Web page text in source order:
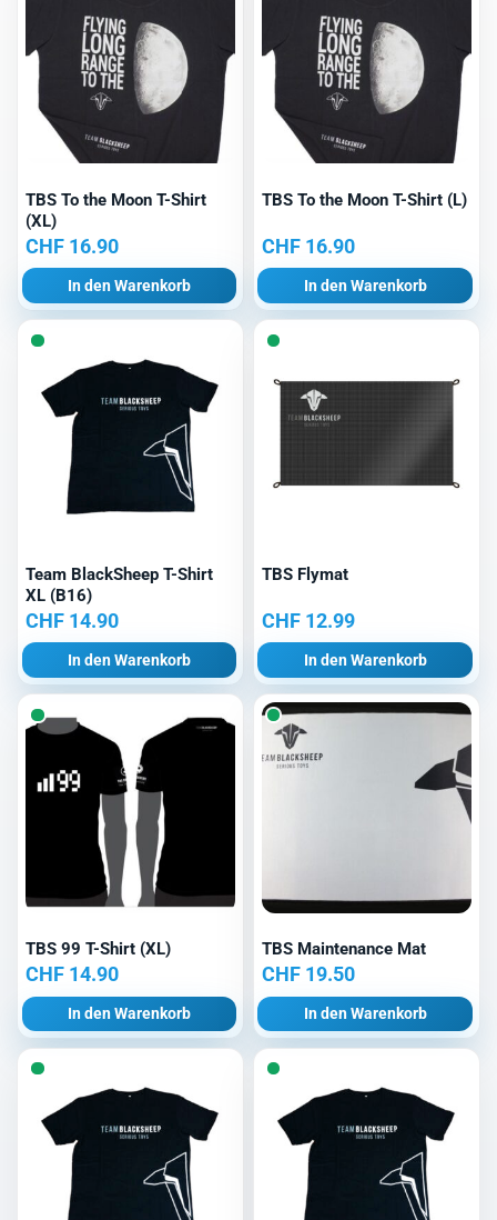
TBS To the Moon T-Shirt
(XL)
CHF 16.90
In den Warenkorb
TBS To the Moon T-Shirt (L)
CHF16.90
In den Warenkorb
Team BlackSheep T-Shirt
XL (B16)
CHF 14.90
In den Warenkorb
TBS Flymat
CHF12.99
In den Warenkorb
TBS 99 T-Shirt (XL)
CHF 14.90
In den Warenkorb
TBS Maintenance Mat
CHF19.50
In den Warenkorb